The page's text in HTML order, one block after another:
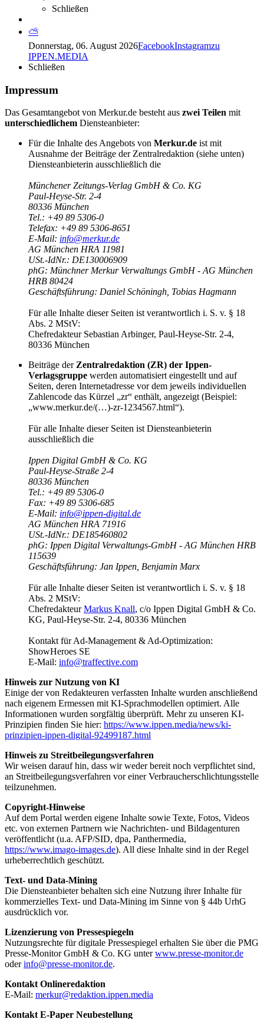
Schließen
⛅
Donnerstag, 06. August 2026FacebookInstagramzu
IPPEN.MEDIA
Schließen
Impressum
Das Gesamtangebot von Merkur.de besteht aus zwei Teilen mit
unterschiedlichem Diensteanbieter:
Für die Inhalte des Angebots von Merkur.de ist mit
Ausnahme der Beiträge der Zentralredaktion (siehe unten)
Diensteanbieterin ausschließlich die
Münchener Zeitungs-Verlag GmbH & Co. KG
Paul-Heyse-Str. 2-4
80336 München
Tel.: +49 89 5306-0
Telefax: +49 89 5306-8651
E-Mail: info@merkur.de
AG München HRA 11981
USt.-IdNr.: DE130006909
phG: Münchner Merkur Verwaltungs GmbH - AG München
HRB 80424
Geschäftsführung: Daniel Schöningh, Tobias Hagmann
Für alle Inhalte dieser Seiten ist verantwortlich i. S. v. § 18
Abs. 2 MStV:
Chefredakteur Sebastian Arbinger, Paul-Heyse-Str. 2-4,
80336 München
Beiträge derZentralredaktion (ZR) der Ippen-
Verlagsgruppe werden automatisiert eingestellt und auf
Seiten, deren Internetadresse vor dem jeweils individuellen
Zahlencode das Kürzel „zr“ enthält, angezeigt (Beispiel:
„www.merkur.de/(…)-zr-1234567.html“).
Für alle Inhalte dieser Seiten ist Diensteanbieterin
ausschließlich die
Ippen Digital GmbH & Co. KG
Paul-Heyse-Straße 2-4
80336 München
Tel.: +49 89 5306-0
Fax: +49 89 5306-685
E-Mail: info@ippen-digital.de
AG München HRA 71916
USt.-IdNr.: DE185460802
phG: Ippen Digital Verwaltungs-GmbH - AG München HRB
115639
Geschäftsführung: Jan Ippen, Benjamin Marx
Für alle Inhalte dieser Seiten ist verantwortlich i. S. v. § 18
Abs. 2 MStV:
ChefredakteurMarkus Knall, c/o Ippen Digital GmbH & Co.
KG, Paul-Heyse-Str. 2-4, 80336 München
Kontakt für Ad-Management & Ad-Optimization:
ShowHeroes SE
E-Mail: info@traffective.com
Hinweis zur Nutzung von KI
Einige der von Redakteuren verfassten Inhalte wurden anschließend
nach eigenem Ermessen mit KI-Sprachmodellen optimiert. Alle
Informationen wurden sorgfältig überprüft. Mehr zu unseren KI-
Prinzipien finden Sie hier: https://www.ippen.media/news/ki-
prinzipien-ippen-digital-92499187.html
Hinweis zu Streitbeilegungsverfahren
Wir weisen darauf hin, dass wir weder bereit noch verpflichtet sind,
an Streitbeilegungsverfahren vor einer Verbraucherschlichtungsstelle
teilzunehmen.
Copyright-Hinweise
Auf dem Portal werden eigene Inhalte sowie Texte, Fotos, Videos
etc. von externen Partnern wie Nachrichten- und Bildagenturen
veröffentlicht (u.a. AFP/SID, dpa, Panthermedia,
https://www.imago-images.de). All diese Inhalte sind in der Regel
urheberrechtlich geschützt.
Text- und Data-Mining
Die Diensteanbieter behalten sich eine Nutzung ihrer Inhalte für
kommerzielles Text- und Data-Mining im Sinne von § 44b UrhG
ausdrücklich vor.
Lizenzierung von Pressespiegeln
Nutzungsrechte für digitale Pressespiegel erhalten Sie über die PMG
Presse-Monitor GmbH & Co. KG unterwww.presse-monitor.de
oderinfo@presse-monitor.de.
Kontakt Onlineredaktion
E-Mail: merkur@redaktion.ippen.media
Kontakt E-Paper Neubestellung